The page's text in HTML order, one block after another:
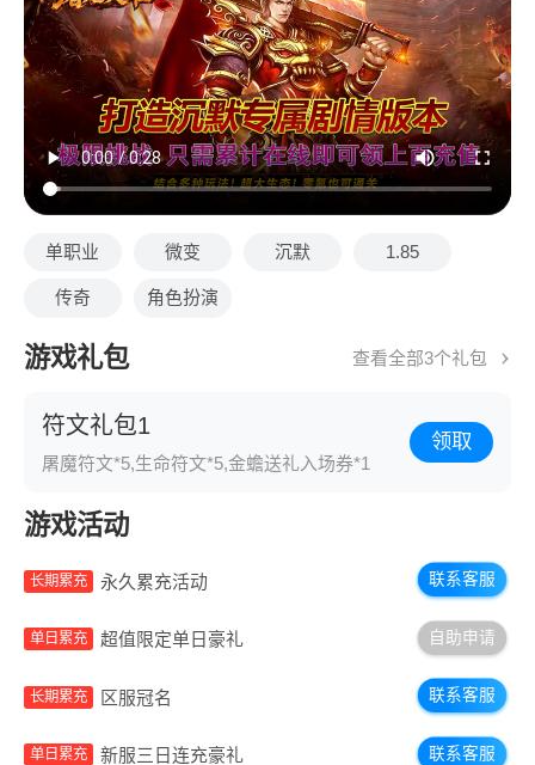
单职业 微变 沉默 1.85
传奇 角色扮演
游戏礼包 查看全部3个礼包
符文礼包1
屠魔符文*5,生命符文*5,金蟾送礼入场券*1
领取
游戏活动
长期累充 永久累充活动 联系客服
单日累充 超值限定单日豪礼 自助申请
长期累充 区服冠名 联系客服
单日累充 新服三日连充豪礼 联系客服